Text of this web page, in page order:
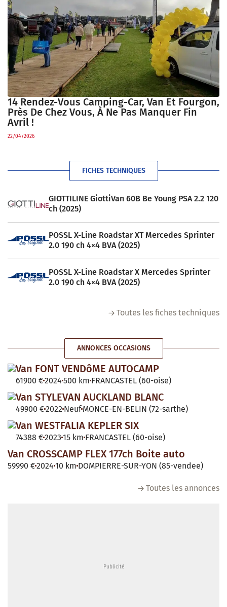
14 Rendez-Vous Camping-Car, Van Et Fourgon,
Près De Chez Vous, À Ne Pas Manquer Fin
Avril !
22/04/2026
FICHES TECHNIQUES
GIOTTILINE GiottiVan 60B Be Young PSA 2.2 120
ch (2025)
POSSL X-Line Roadstar XT Mercedes Sprinter
2.0 190 ch 4×4 BVA (2025)
POSSL X-Line Roadstar X Mercedes Sprinter
2.0 190 ch 4×4 BVA (2025)
Toutes les fiches techniques
ANNONCES OCCASIONS
Van FONT VENDôME AUTOCAMP
61900 €2024 500 km FRANCASTEL (60-oise)
Van STYLEVAN AUCKLAND BLANC
49900 €2022 Neuf MONCE-EN-BELIN (72-sarthe)
Van WESTFALIA KEPLER SIX
74388 €2023 15 km FRANCASTEL (60-oise)
Van CROSSCAMP FLEX 177ch Boite auto
59990 €2024 10 km DOMPIERRE-SUR-YON (85-vendee)
Toutes les annonces